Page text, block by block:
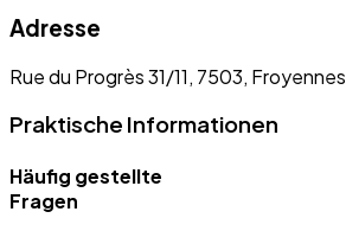
Adresse
Rue du Progrès 31/11, 7503, Froyennes
Praktische Informationen
Häufig gestellte
Fragen